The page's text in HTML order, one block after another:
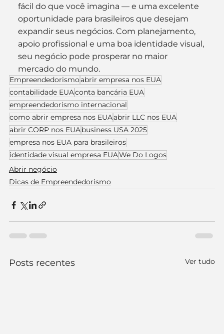
fácil do que você imagina — e uma excelente
oportunidade para brasileiros que desejam
expandir seus negócios. Com planejamento,
apoio profissional e uma boa identidade visual,
seu negócio pode prosperar no maior
mercado do mundo.
Empreendedorismoabrir empresa nos EUA
contabilidade EUAconta bancária EUA
empreendedorismo internacional
como abrir empresa nos EUAabrir LLC nos EUA
abrir CORP nos EUAbusiness USA 2025
empresa nos EUA para brasileiros
identidade visual empresa EUAWe Do Logos
Abrir negócio
Dicas de Empreendedorismo
Posts recentes Ver tudo